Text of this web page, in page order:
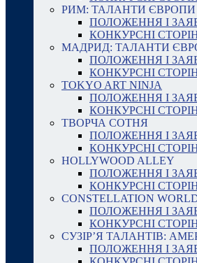
РИМ: ТАЛАНТИ ЄВРОПИ
ПОЛОЖЕННЯ І
КОНКУРСНІ
МАДРИД: ТАЛАНТИ
ПОЛОЖЕННЯ І
КОНКУРСНІ
TOKYO ART NINJA
ПОЛОЖЕННЯ І
КОНКУРСНІ
ТВОРЧА СОТНЯ
ПОЛОЖЕННЯ І
КОНКУРСНІ
HOLLYWOOD ALLEY
ПОЛОЖЕННЯ І
КОНКУРСНІ
CONSTELLATION
ПОЛОЖЕННЯ І
КОНКУРСНІ
СУЗІР’Я ТАЛАНТІВ:
ПОЛОЖЕННЯ І